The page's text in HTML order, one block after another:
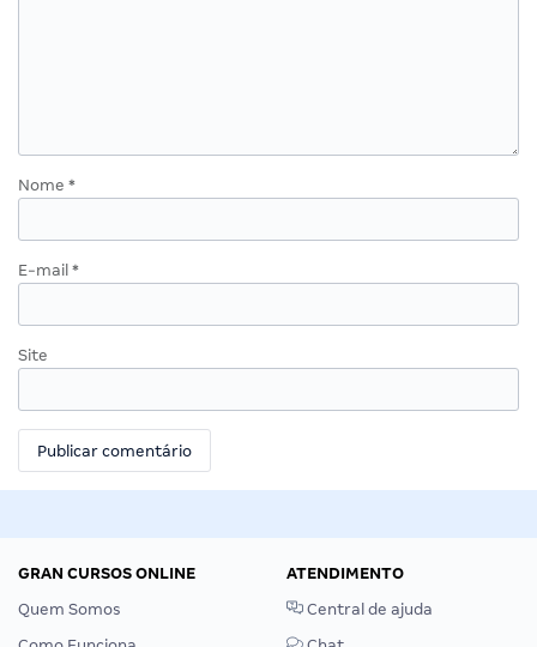
Nome *
E-mail *
Site
GRAN CURSOS ONLINE
Quem Somos
ATENDIMENTO
Central de ajuda